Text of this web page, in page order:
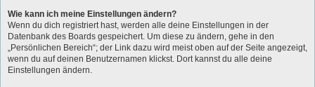
Wie kann ich meine Einstellungen ändern?
Wenn du dich registriert hast, werden alle deine Einstellungen in der
Datenbank des Boards gespeichert. Um diese zu ändern, gehe in den
„Persönlichen Bereich“; der Link dazu wird meist oben auf der Seite angezeigt,
wenn du auf deinen Benutzernamen klickst. Dort kannst du alle deine
Einstellungen ändern.